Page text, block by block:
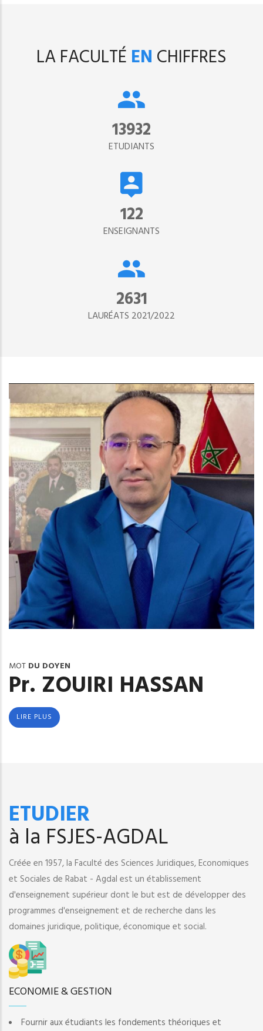
LA FACULTÉ EN CHIFFRES
15302
ETUDIANTS
134
ENSEIGNANTS
2890
LAURÉATS 2021/2022
MOT DU DOYEN
Pr. ZOUIRI HASSAN
LIRE PLUS
ETUDIER
à la FSJES-AGDAL
Créée en 1957, la Faculté des Sciences Juridiques, Economiques
et Sociales de Rabat - Agdal est un établissement
d'enseignement supérieur dont le but est de développer des
programmes d'enseignement et de recherche dans les
domaines juridique, politique, économique et social.
ECONOMIE & GESTION
Fournir aux étudiants les fondements théoriques et